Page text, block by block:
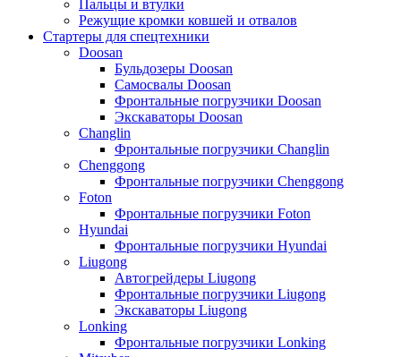
Пальцы и втулки
Режущие кромки ковшей и отвалов
Стартеры для спецтехники
Doosan
Бульдозеры Doosan
Самосвалы Doosan
Фронтальные погрузчики Doosan
Экскаваторы Doosan
Changlin
Фронтальные погрузчики Changlin
Chenggong
Фронтальные погрузчики Chenggong
Foton
Фронтальные погрузчики Foton
Hyundai
Фронтальные погрузчики Hyundai
Liugong
Автогрейдеры Liugong
Фронтальные погрузчики Liugong
Экскаваторы Liugong
Lonking
Фронтальные погрузчики Lonking